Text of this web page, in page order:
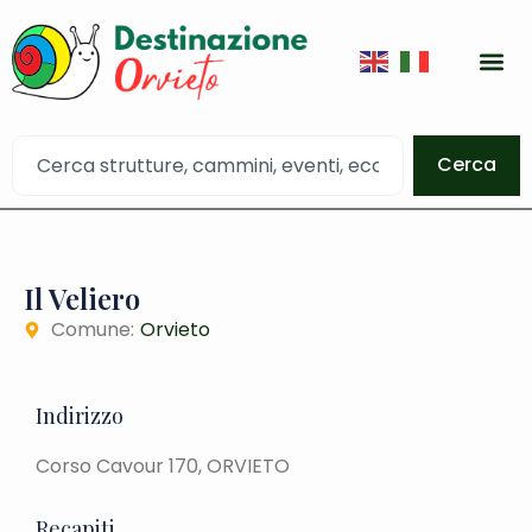
Cerca
Il Veliero
Comune: Orvieto
Indirizzo
Corso Cavour 170, ORVIETO